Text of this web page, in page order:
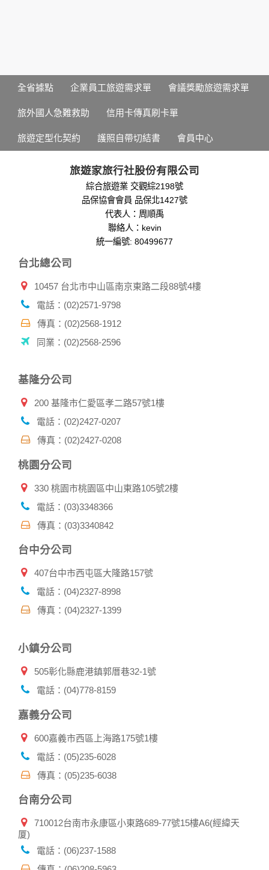
於一般瀏覽時，伺服器會自行記錄相關行徑，包括您使用連線
設備的 IP 位址、使用時間、使用的瀏覽器、瀏覽及點選資料記
用，決不對外公布。
分析，分析結果之統計數據或說明文字呈現，除供內部研究
外，我們會視需要公佈統計數據及說明文字，但不涉及特定個
除非取得您的同意或其他法令之特別規定，本網站絕不會將您
的個人資料揭露予第三人或使用於蒐集目的以外之其他用途。
在您於本網站註冊帳號、使用本網站相關產品、服務、活動或
贈獎時，本網站會收集您的個人識別資料，本網站也可以從商
業夥伴處取得個人資料。
當客戶在本網站註冊時，我們會取得您的姓名、電話、住址、
當您註冊成功，並登入使用我們的服務後，我們即取得您的資
號、電子郵件、出生日期、性別、行業等相關資料，當您註冊
成功，並登入使用我們的服務後，本網站即取得您的資料。
其他除了上述，會保留您在上網瀏覽或查詢時，伺服器自行產
生的相關記錄，包括您使用連線設備的 IP 位址、使用時間、使
的瀏覽器予以標示，歸納使用者瀏覽器在本網站內部所瀏覽的
商，或與連結本網站，也可能蒐集您個人的資料。對於您主動
保護政策，其資料處理措施不適用本網站隱私權保護政策，本
公司不負任何連帶責任。
或電子郵件給您。本公司除了在該資料或電子郵件上註明是由
收這些資料或電子郵件的方法及說明。
資料使用:
本公司不會向任何人出售或出借您的個人識別資料。
資料：
違反本公司旗下網站的會員條款或產品、服務的特定使用指
2.為了保護使用者個人隱私，我們無法為您查詢其他使用者的
帳號資料。若您有相關法律上問題需查閱他人資料時，請務必
有相關資料，以協助調查及破案！
請妥善保管您在本公司及相關企業伙伴網站的帳號、密碼或個
本公司相關企業伙伴網站所提供的服務後，務必記得登出帳戶
或關閉網頁瀏覽器，以防止他人讀取您的個人資料。
問或訂購時，請立即通知本站。
全省據點 企業員工旅遊需求單 會議獎勵旅遊需求單
旅外國人急難救助 信用卡傳真刷卡單
旅遊定型化契約 護照自帶切結書 會員中心
旅遊家旅行社股份有限公司
綜合旅遊業 交觀綜2198號
品保協會會員 品保北1427號
代表人：周順禹
聯絡人：kevin
統一編號: 80499677
台北總公司
10457 台北市中山區南京東路二段88號4樓
電話：(02)2571-9798
傳真：(02)2568-1912
同業：(02)2568-2596
基隆分公司
200 基隆市仁愛區孝二路57號1樓
電話：(02)2427-0207
傳真：(02)2427-0208
桃園分公司
330 桃園市桃園區中山東路105號2樓
電話：(03)3348366
傳真：(03)3340842
台中分公司
407台中市西屯區大隆路157號
電話：(04)2327-8998
傳真：(04)2327-1399
小鎮分公司
505彰化縣鹿港鎮郭厝巷32-1號
電話：(04)778-8159
嘉義分公司
600嘉義市西區上海路175號1樓
電話：(05)235-6028
傳真：(05)235-6038
台南分公司
710012台南市永康區小東路689-77號15樓A6(經緯天
厦)
電話：(06)237-1588